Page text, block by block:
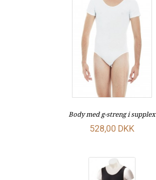
Body med g-streng i supplex
528,00 DKK